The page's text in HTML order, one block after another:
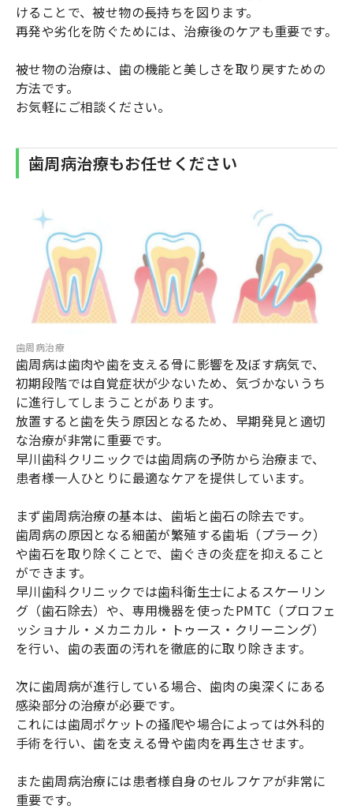
けることで、被せ物の長持ちを図ります。
再発や劣化を防ぐためには、治療後のケアも重要です。
被せ物の治療は、歯の機能と美しさを取り戻すための
方法です。
お気軽にご相談ください。
歯周病治療もお任せください
歯周病治療
歯周病は歯肉や歯を支える骨に影響を及ぼす病気で、
初期段階では自覚症状が少ないため、気づかないうち
に進行してしまうことがあります。
放置すると歯を失う原因となるため、早期発見と適切
な治療が非常に重要です。
早川歯科クリニックでは歯周病の予防から治療まで、
患者様一人ひとりに最適なケアを提供しています。
まず歯周病治療の基本は、歯垢と歯石の除去です。
歯周病の原因となる細菌が繁殖する歯垢（プラーク）
や歯石を取り除くことで、歯ぐきの炎症を抑えること
ができます。
早川歯科クリニックでは歯科衛生士によるスケーリン
グ（歯石除去）や、専用機器を使ったPMTC（プロフェ
ッショナル・メカニカル・トゥース・クリーニング）
を行い、歯の表面の汚れを徹底的に取り除きます。
次に歯周病が進行している場合、歯肉の奥深くにある
感染部分の治療が必要です。
これには歯周ポケットの掻爬や場合によっては外科的
手術を行い、歯を支える骨や歯肉を再生させます。
また歯周病治療には患者様自身のセルフケアが非常に
重要です。